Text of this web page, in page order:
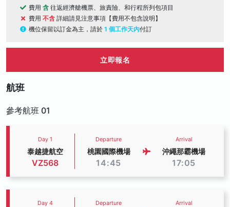
費用 含 往返經濟艙機票、旅責險、和行程所列包項目
費用 不含 詳細請見注意事項【費用不包含說明】
機位保留以訂金為主，請於 1 個工作天內付訂
立即報名
航班
參考航班 01
Day 1
泰越捷航空
VZ568
Departure
桃園國際機場
14:45
Arrival
沖繩那霸機場
17:05
Day 4 Departure Arrival